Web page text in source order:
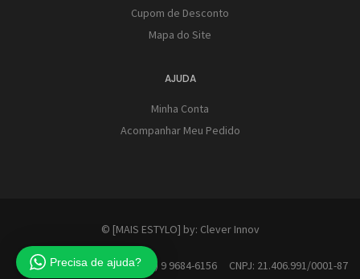
Cupom de Desconto
Mapa do Site
AJUDA
Minha Conta
Acompanhar Meu Pedido
© [MAIS ESTYLO] by: Clever Innov
Contato: (41) 9 9684-6156 CNPJ: 21.406.991/0001-87
Precisa de ajuda?